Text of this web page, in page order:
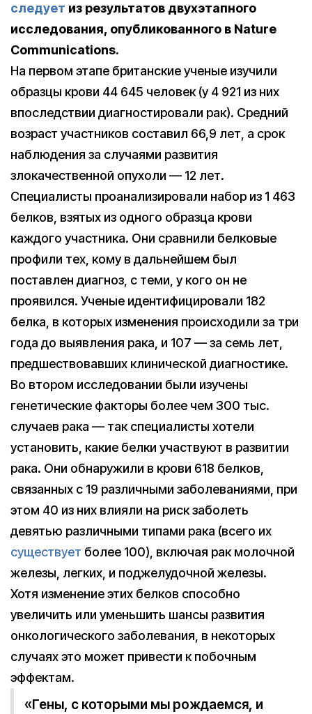
следует из результатов двухэтапного
исследования, опубликованного в Nature
Communications.
На первом этапе британские ученые изучили
образцы крови 44 645 человек (у 4 921 из них
впоследствии диагностировали рак). Средний
возраст участников составил 66,9 лет, а срок
наблюдения за случаями развития
злокачественной опухоли — 12 лет.
Специалисты проанализировали набор из 1 463
белков, взятых из одного образца крови
каждого участника. Они сравнили белковые
профили тех, кому в дальнейшем был
поставлен диагноз, с теми, у кого он не
проявился. Ученые идентифицировали 182
белка, в которых изменения происходили за три
года до выявления рака, и 107 — за семь лет,
предшествовавших клинической диагностике.
Во втором исследовании были изучены
генетические факторы более чем 300 тыс.
случаев рака — так специалисты хотели
установить, какие белки участвуют в развитии
рака. Они обнаружили в крови 618 белков,
связанных с 19 различными заболеваниями, при
этом 40 из них влияли на риск заболеть
девятью различными типами рака (всего их
существует более 100), включая рак молочной
железы, легких, и поджелудочной железы.
Хотя изменение этих белков способно
увеличить или уменьшить шансы развития
онкологического заболевания, в некоторых
случаях это может привести к побочным
эффектам.
«Гены, с которыми мы рождаемся, и